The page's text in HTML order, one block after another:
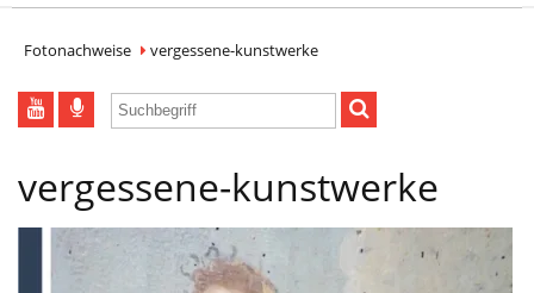
BLDAM
Arbeitsbereiche
Denkmale
Fotonachweise vergessene-kunstwerke
vergessene-kunstwerke